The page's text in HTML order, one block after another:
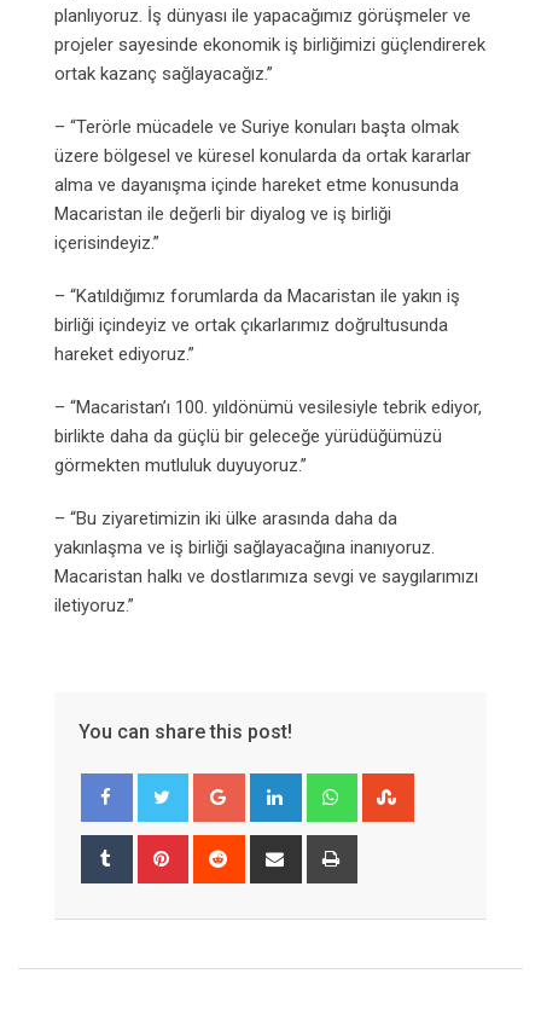
planlıyoruz. İş dünyası ile yapacağımız görüşmeler ve
projeler sayesinde ekonomik iş birliğimizi güçlendirerek
ortak kazanç sağlayacağız.”
– “Terörle mücadele ve Suriye konuları başta olmak
üzere bölgesel ve küresel konularda da ortak kararlar
alma ve dayanışma içinde hareket etme konusunda
Macaristan ile değerli bir diyalog ve iş birliği
içerisindeyiz.”
– “Katıldığımız forumlarda da Macaristan ile yakın iş
birliği içindeyiz ve ortak çıkarlarımız doğrultusunda
hareket ediyoruz.”
– “Macaristan’ı 100. yıldönümü vesilesiyle tebrik ediyor,
birlikte daha da güçlü bir geleceğe yürüdüğümüzü
görmekten mutluluk duyuyoruz.”
– “Bu ziyaretimizin iki ülke arasında daha da
yakınlaşma ve iş birliği sağlayacağına inanıyoruz.
Macaristan halkı ve dostlarımıza sevgi ve saygılarımızı
iletiyoruz.”
You can share this post!
Google+ LinkedIn Whatsapp
Tumblr Pinterest Reddit
Share